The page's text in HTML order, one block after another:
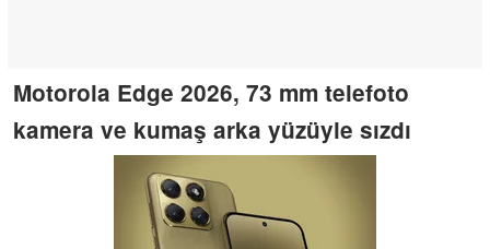
Motorola Edge 2026, 73 mm telefoto
kamera ve kumaş arka yüzüyle sızdı